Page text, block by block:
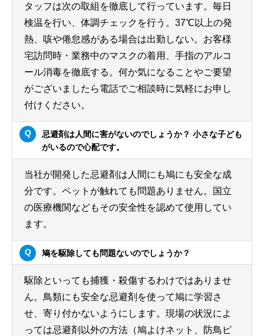
タッフは次の取組を徹底して行っています。毎日
検温を行い、体調チェックを行う。37℃以上の発
熱、咳や倦怠感がある場合は出勤しない。お客様
宅訪問時・業務中のマスクの着用、手指のアルコ
ール消毒を徹底する。何か気になることやご要望
がございましたら電話でご相談時に気軽にお申し
付けください。
忌避剤は人間に害がないのでしょうか？ 小さな子ども
がいるので心配です。
当社が開発した忌避剤は人間にも鳩にも安全な成
分です。ペットが触れても問題ありません。国立
の医療機関などもその安全性を認めて使用してい
ます。
鳩を駆除しても問題ないのでしょうか？
駆除といっても捕獲・殺傷するわけではありませ
ん。鳥類にも安全な忌避剤を使って鳩に学習さ
せ、寄り付かないようにします。現場の状況によ
っては忌避剤以外の方法（鳩よけネット、防鳥ピ